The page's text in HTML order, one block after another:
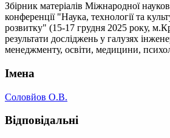
Збірник матеріалів Міжнародної
конференції "Наука, технології та
розвитку" (15-17 грудня 2025 року,
результати досліджень у галузях
менеджменту, освіти, медицини,
Імена
Соловйов О.В.
Відповідальні